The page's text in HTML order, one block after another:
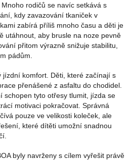
rodičů se navíc setkává s
kdy zavazování tkaniček v
zabírá příliš mnoho času a děti je
utáhnout, aby brusle na noze pevně
přitom výrazně snižuje stabilitu,
pádům.
jízdní komfort. Děti, které začínají s
přenášené z asfaltu do chodidel.
schopen tyto otřesy tlumit, jízda se
motivaci pokračovat. Správná
pouze ve velikosti koleček, ale
které dítěti umožní snadnou
byly navrženy s cílem vyřešit právě